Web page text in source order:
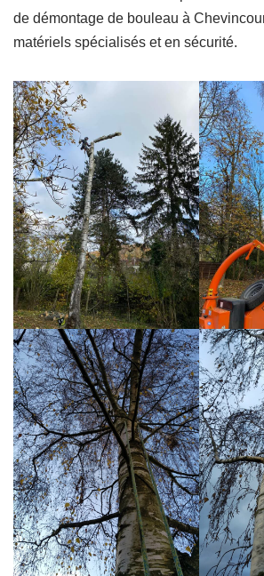
de démontage de bouleau à
matériels spécialisés et en sécurité.